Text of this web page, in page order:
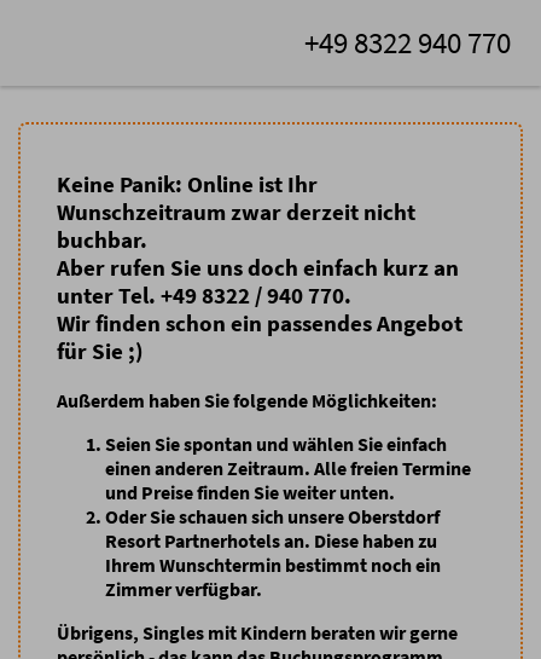
+49 8322 940 770
Keine Panik: Online ist Ihr
Wunschzeitraum zwar derzeit nicht
buchbar.
Aber rufen Sie uns doch einfach kurz an
unter Tel. +49 8322 / 940 770.
Wir finden schon ein passendes Angebot
für Sie ;)
Außerdem haben Sie folgende Möglichkeiten:
Seien Sie spontan und wählen Sie einfach
einen anderen Zeitraum. Alle freien Termine
und Preise finden Sie weiter unten.
Oder Sie schauen sich unsere Oberstdorf
Resort Partnerhotels an. Diese haben zu
Ihrem Wunschtermin bestimmt noch ein
Zimmer verfügbar.
Übrigens, Singles mit Kindern beraten wir gerne